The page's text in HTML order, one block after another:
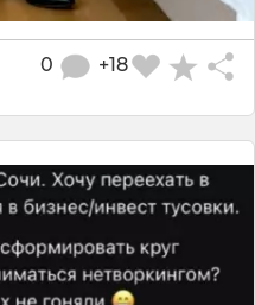
+18
0